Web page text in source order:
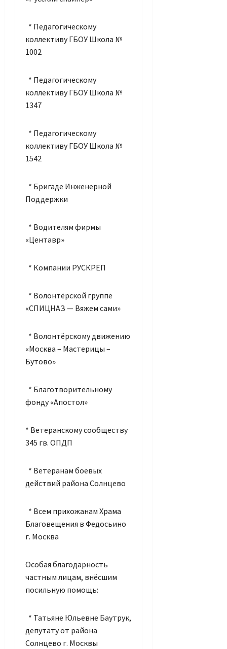
* Педагогическому
коллективу ГБОУ Школа №
1002
* Педагогическому
коллективу ГБОУ Школа №
1347
* Педагогическому
коллективу ГБОУ Школа №
1542
* Бригаде Инженерной
Поддержки
* Водителям фирмы
«Центавр»
* Компании РУСКРЕП
* Волонтёрской группе
«СПИЦНАЗ — Вяжем сами»
* Волонтёрскому движению
«Москва – Мастерицы –
Бутово»
* Благотворительному
фонду «Апостол»
* Ветеранскому сообществу
345 гв. ОПДП
* Ветеранам боевых
действий района Солнцево
* Всем прихожанам Храма
Благовещения в Федосьино
г. Москва
Особая благодарность
частным лицам, внёсшим
посильную помощь:
* Татьяне Юльевне Баутрук,
депутату от района
Солнцево г. Москвы